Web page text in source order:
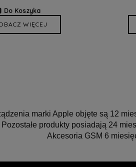
Do Koszyka
WIĘCEJ
marki Apple objęte są 12
Pozostałe produkty posiadają 24
Akcesoria GSM 6